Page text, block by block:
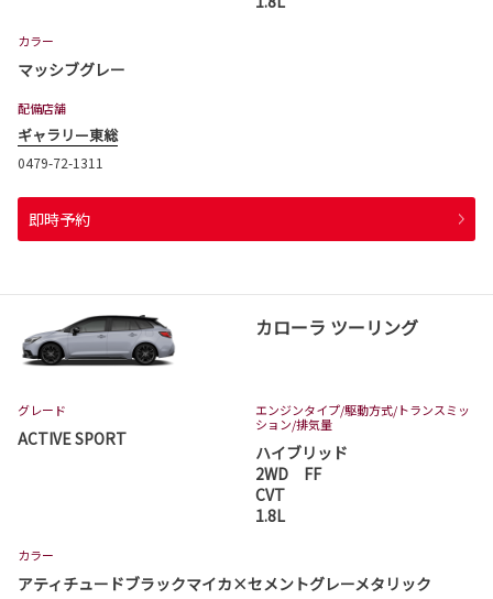
カラー
マッシブグレー
配備店舗
ギャラリー東総
0479-72-1311
即時予約
カローラ ツーリング
グレード
ACTIVE SPORT
エンジンタイプ/駆動方式/トランスミッ
ション/排気量
ハイブリッド
2WD FF
CVT
1.8L
カラー
アティチュードブラックマイカ×セメントグレーメタリック